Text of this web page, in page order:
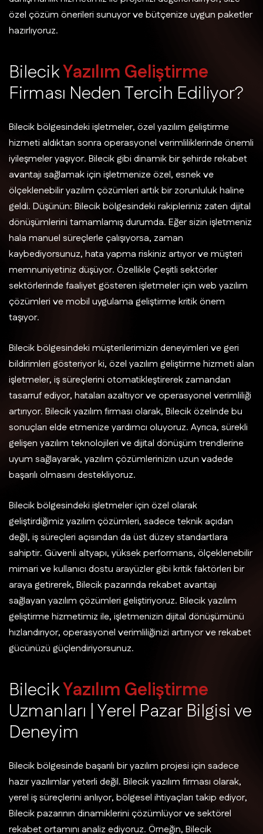
özel çözüm önerileri sunuyor ve bütçenize uygun paketler
hazırlıyoruz.
BilecikYazılım Geliştirme
Firması NedenTercih Ediliyor?
Bilecik bölgesindeki işletmeler, özel yazılım geliştirme
hizmeti aldıktan sonra operasyonel verimliliklerinde önemli
iyileşmeler yaşıyor. Bilecik gibi dinamik bir şehirde rekabet
avantajı sağlamak için işletmenize özel, esnek ve
ölçeklenebilir yazılım çözümleri artık bir zorunluluk haline
geldi. Düşünün: Bilecik bölgesindeki rakipleriniz zaten dijital
dönüşümlerini tamamlamış durumda. Eğer sizin işletmeniz
hala manuel süreçlerle çalışıyorsa, zaman
kaybediyorsunuz, hata yapma riskiniz artıyor ve müşteri
memnuniyetiniz düşüyor. Özellikle Çeşitli sektörler
sektörlerinde faaliyet gösteren işletmeler için web yazılım
çözümleri ve mobil uygulama geliştirme kritik önem
taşıyor.
Bilecik bölgesindeki müşterilerimizin deneyimleri ve geri
bildirimleri gösteriyor ki, özel yazılım geliştirme hizmeti alan
işletmeler, iş süreçlerini otomatikleştirerek zamandan
tasarruf ediyor, hataları azaltıyor ve operasyonel verimliliği
artırıyor. Bilecik yazılım firması olarak, Bilecik özelinde bu
sonuçları elde etmenize yardımcı oluyoruz. Ayrıca, sürekli
gelişen yazılım teknolojileri ve dijital dönüşüm trendlerine
uyum sağlayarak, yazılım çözümlerinizin uzun vadede
başarılı olmasını destekliyoruz.
Bilecik bölgesindeki işletmeler için özel olarak
geliştirdiğimiz yazılım çözümleri, sadece teknik açıdan
değil, iş süreçleri açısından da üst düzey standartlara
sahiptir. Güvenli altyapı, yüksek performans, ölçeklenebilir
mimari ve kullanıcı dostu arayüzler gibi kritik faktörleri bir
araya getirerek, Bilecik pazarında rekabet avantajı
sağlayan yazılım çözümleri geliştiriyoruz. Bilecik yazılım
geliştirme hizmetimiz ile, işletmenizin dijital dönüşümünü
hızlandırıyor, operasyonel verimliliğinizi artırıyor ve rekabet
gücünüzü güçlendiriyorsunuz.
BilecikYazılım Geliştirme
Uzmanları |Yerel Pazar Bilgisive
Deneyim
Bilecik bölgesinde başarılı bir yazılım projesi için sadece
hazır yazılımlar yeterli değil. Bilecik yazılım firması olarak,
yerel iş süreçlerini anlıyor, bölgesel ihtiyaçları takip ediyor,
Bilecik pazarının dinamiklerini çözümlüyor ve sektörel
rekabet ortamını analiz ediyoruz. Örneğin, Bilecik